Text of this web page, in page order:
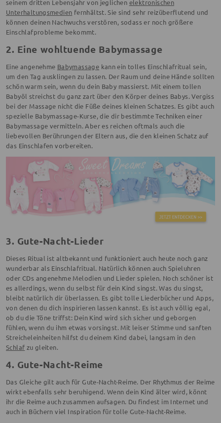
seinem dritten Lebensjahr von jeglichen elektronischen
Unterhaltungsmedien fernhältst. Sie sind sehr reizüberflutend und
können deinen Nachwuchs verstören, sodass er noch größere
Einschlafprobleme bekommt.
2. Eine wohltuende Babymassage
Eine angenehme Babymassage kann ein tolles Einschlafritual sein,
um den Tag ausklingen zu lassen. Der Raum und deine Hände sollten
schön warm sein, wenn du dein Baby massierst. Mit einem tollen
Babyöl streichst du ganz zart über den Körper deines Babys. Vergiss
bei der Massage nicht die Füße deines kleinen Schatzes. Es gibt auch
spezielle Babymassage-Kurse, die dir bestimmte Techniken einer
Babymassage vermitteln. Aber es reichen oftmals auch die
liebevollen Berührungen der Eltern aus, die den kleinen Schatz auf
das Einschlafen vorbereiten.
3. Gute-Nacht-Lieder
Dieses Ritual ist altbekannt und funktioniert auch heute noch ganz
wunderbar als Einschlafritual. Natürlich können auch Spieluhren
oder CDs angenehme Melodien und Lieder spielen. Noch schöner ist
es allerdings, wenn du selbst für dein Kind singst. Was du singst,
bleibt natürlich dir überlassen. Es gibt tolle Liederbücher und Apps,
von denen du dich inspirieren lassen kannst. Es ist auch völlig egal,
ob du die Töne triffst: Dein Kind wird sich sicher und geborgen
fühlen, wenn du ihm etwas vorsingst. Mit leiser Stimme und sanften
Streicheleinheiten hilfst du deinem Kind dabei, langsam in den
Schlaf zu gleiten.
4. Gute-Nacht-Reime
Das Gleiche gilt auch für Gute-Nacht-Reime. Der Rhythmus der Reime
wirkt ebenfalls sehr beruhigend. Wenn dein Kind älter wird, könnt
ihr die Reime auch zusammen aufsagen. Du findest im Internet und
auch in Büchern viel Inspiration für tolle Gute-Nacht-Reime.